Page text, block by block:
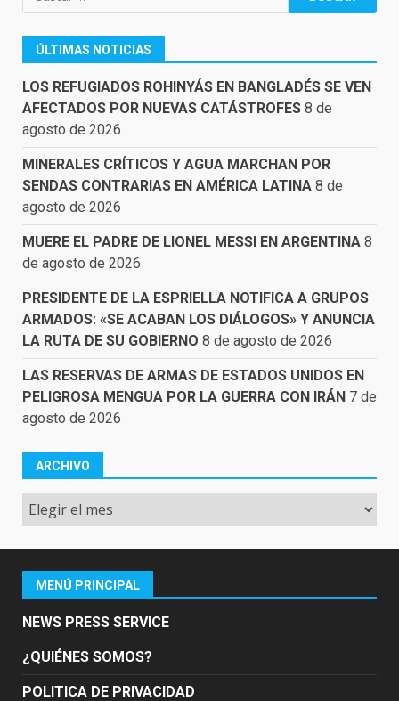
ÚLTIMAS NOTICIAS
LOS REFUGIADOS ROHINYÁS EN BANGLADÉS SE VEN
AFECTADOS POR NUEVAS CATÁSTROFES 8 de
agosto de 2026
MINERALES CRÍTICOS Y AGUA MARCHAN POR
SENDAS CONTRARIAS EN AMÉRICA LATINA 8 de
agosto de 2026
MUERE EL PADRE DE LIONEL MESSI EN ARGENTINA 8
de agosto de 2026
PRESIDENTE DE LA ESPRIELLA NOTIFICA A GRUPOS
ARMADOS: «SE ACABAN LOS DIÁLOGOS» Y ANUNCIA
LA RUTA DE SU GOBIERNO 8 de agosto de 2026
LAS RESERVAS DE ARMAS DE ESTADOS UNIDOS EN
PELIGROSA MENGUA POR LA GUERRA CON IRÁN 7 de
agosto de 2026
ARCHIVO
Archivo
MENÚ PRINCIPAL
NEWS PRESS SERVICE
¿QUIÉNES SOMOS?
POLITICA DE PRIVACIDAD